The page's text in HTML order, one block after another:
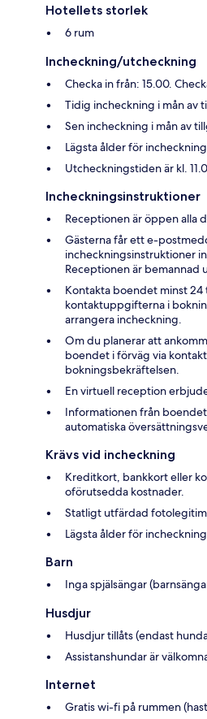
Hotellets storlek
6 rum
Incheckning/utcheckning
Checka in från: 15.00.
Tidig incheckning i mån av
Sen incheckning i mån av
Lägsta ålder för
Utcheckningstiden är kl.
Incheckningsinstruktioner
Receptionen är öppen alla
Gästerna får ett e-
incheckningsinstruktioner
Receptionen är bemannad
Kontakta boendet minst 24
kontaktuppgifterna i
arrangera incheckning.
Om du planerar att
boendet i förväg via
bokningsbekräftelsen.
En virtuell reception
Informationen från
automatiska
Krävs vid incheckning
Kreditkort, bankkort eller
oförutsedda kostnader.
Statligt utfärdad
Lägsta ålder för incheckning
Barn
Inga spjälsängar
Husdjur
Husdjur tillåts (endast
Assistanshundar är
Internet
Gratis wi-fi på rummen